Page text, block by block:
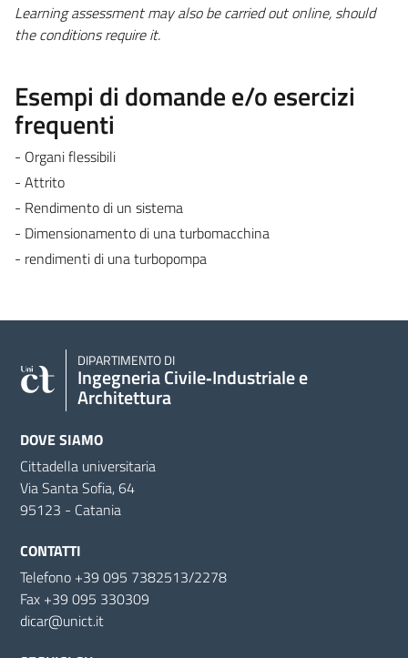
Learning assessment may also be carried out online, should
the conditions require it.
Esempi di domande e/o esercizi
frequenti
- Organi flessibili
- Attrito
- Rendimento di un sistema
- Dimensionamento di una turbomacchina
- rendimenti di una turbopompa
DIPARTIMENTO DI
Ingegneria Civile‑Industriale e
Architettura
DOVE SIAMO
Cittadella universitaria
Via Santa Sofia, 64
95123 - Catania
CONTATTI
Telefono +39 095 7382513/2278
Fax +39 095 330309
dicar@unict.it